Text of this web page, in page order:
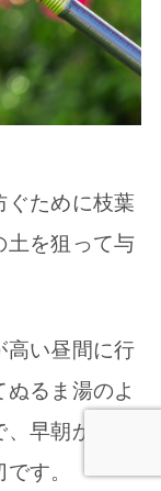
ぐために枝葉
土を狙って与
高い昼間に行
るま湯のよ
早朝か夕方
す。